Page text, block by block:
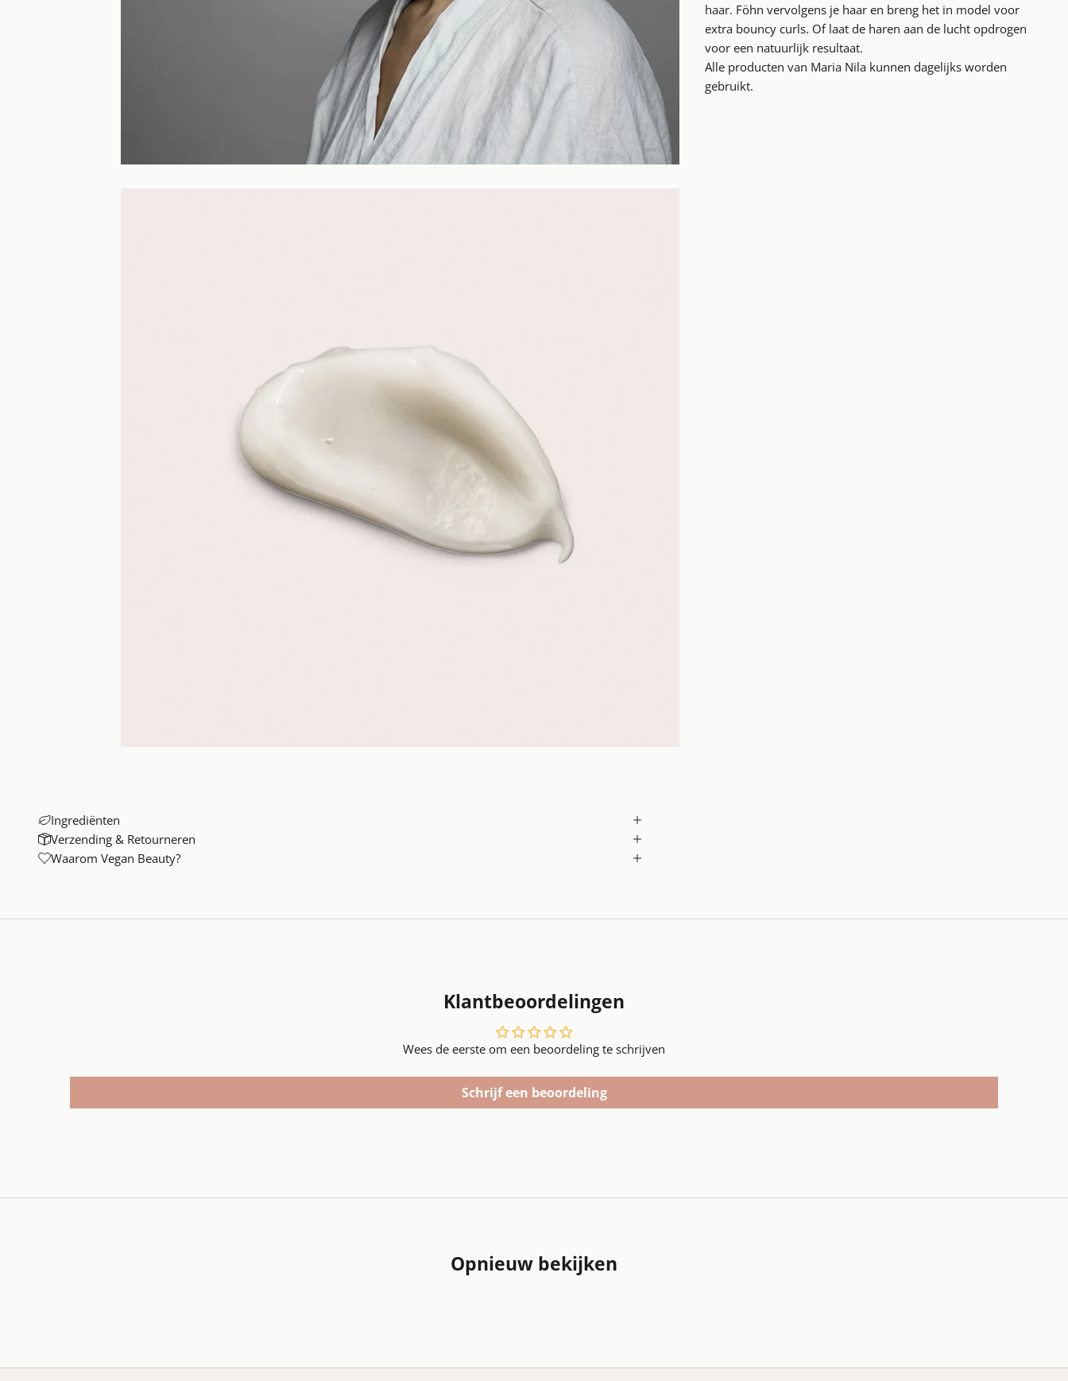
haar. Föhn vervolgens je haar en breng het in modelvoor
extra bouncy curls. Of laat de haren aan de lucht opdrogen
voor een natuurlijk resultaat.
Alle producten van Maria Nila kunnen dagelijks worden
gebruikt.
Ingrediënten
Verzending & Retourneren
Waarom Vegan Beauty?
Klantbeoordelingen
Wees de eerste om een beoordeling te schrijven
Schrijf een beoordeling
Opnieuw bekijken